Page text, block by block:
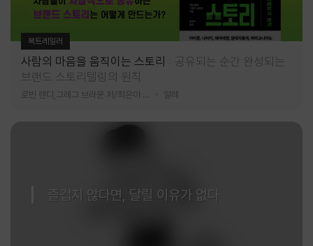
북트레일러
사람의 마음을 움직이는 스토리
공유되는 순간 완성되는
브랜드 스토리텔링의 원칙
알레
즐겁지 않다면, 달릴 이유가 없다